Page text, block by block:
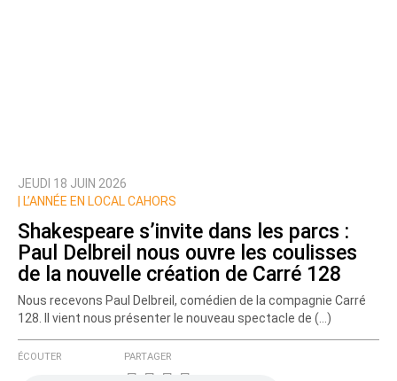
JEUDI 18 JUIN 2026
L’ANNÉE EN LOCAL CAHORS
Shakespeare s’invite dans les parcs :
Paul Delbreil nous ouvre les coulisses
de la nouvelle création de Carré 128
Nous recevons Paul Delbreil, comédien de la compagnie Carré
128. Il vient nous présenter le nouveau spectacle de (…)
ÉCOUTER PARTAGER